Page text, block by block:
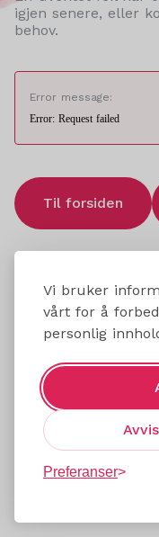
Vi bruker
vårt for å
personlig
Preferanser
igjen senere, eller
behov.
Error message:
Error: Request failed
Til forsiden